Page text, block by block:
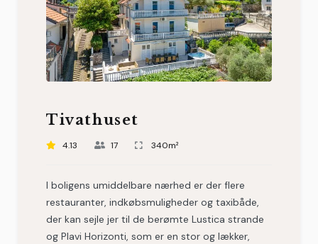
Tivathuset
4.13 17 340m²
I boligens umiddelbare nærhed er der flere
restauranter, indkøbsmuligheder og taxibåde,
der kan sejle jer til de berømte Lustica strande
og Plavi Horizonti, som er en stor og lækker,